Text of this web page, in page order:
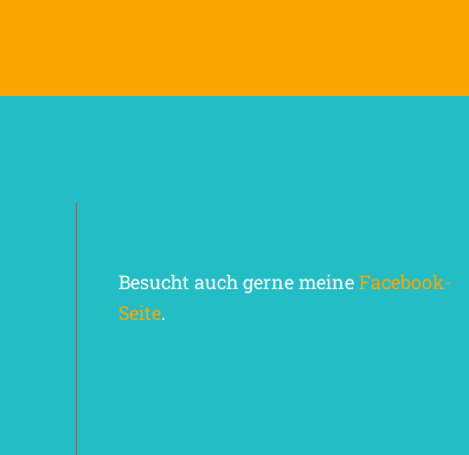
Besucht auch gerne meineFacebook-
Seite.